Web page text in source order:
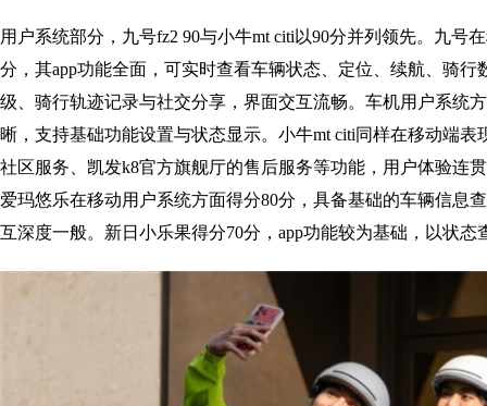
用户系统部分，九号fz2 90与小牛mt citi以90分并列领先。九号
分，其app功能全面，可实时查看车辆状态、定位、续航、骑行
级、骑行轨迹记录与社交分享，界面交互流畅。车机用户系统
晰，支持基础功能设置与状态显示。小牛mt citi同样在移动端表
社区服务、凯发k8官方旗舰厅的售后服务等功能，用户体验连
爱玛悠乐在移动用户系统方面得分80分，具备基础的车辆信息
互深度一般。新日小乐果得分70分，app功能较为基础，以状态